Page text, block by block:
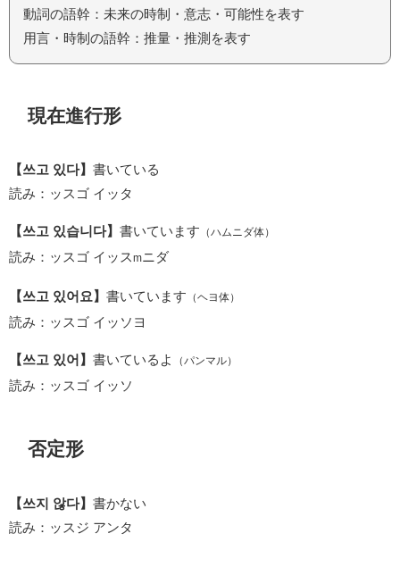
動詞の語幹：未来の時制・意志・可能性を表す
用言・時制の語幹：推量・推測を表す
現在進行形
【쓰고 있다】 書いている
読み：ッスゴ イッタ
【쓰고 있습니다】 書いています （ハムニダ体）
読み：ッスゴ イッスmニダ
【쓰고 있어요】 書いています （ヘヨ体）
読み：ッスゴ イッソヨ
【쓰고 있어】 書いているよ （パンマル）
読み：ッスゴ イッソ
否定形
【쓰지 않다】 書かない
読み：ッスジ アンタ